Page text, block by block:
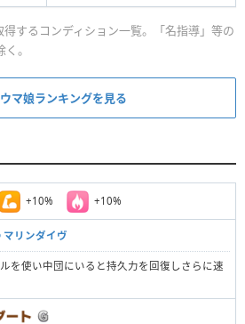
するコンディション一覧。「名指導」等の
。
マ娘ランキングを見る
+10% +10%
リンダイヴ
を使い中団にいると持久力を回復しさらに速